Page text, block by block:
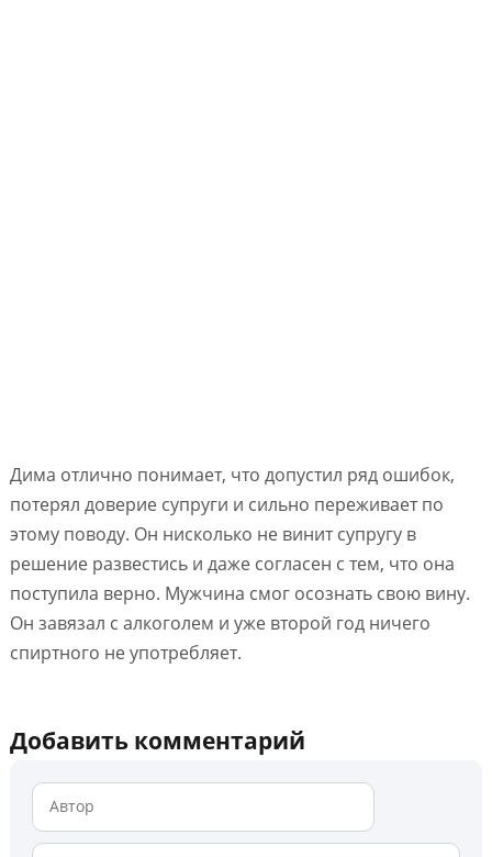
Дима отлично понимает, что допустил ряд ошибок,
потерял доверие супруги и сильно переживает по
этому поводу. Он нисколько не винит супругу в
решение развестись и даже согласен с тем, что она
поступила верно. Мужчина смог осознать свою вину.
Он завязал с алкоголем и уже второй год ничего
спиртного не употребляет.
Добавить комментарий